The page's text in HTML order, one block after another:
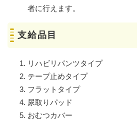
者に行えます。
支給品目
リハビリパンツタイプ
テープ止めタイプ
フラットタイプ
尿取りパッド
おむつカバー